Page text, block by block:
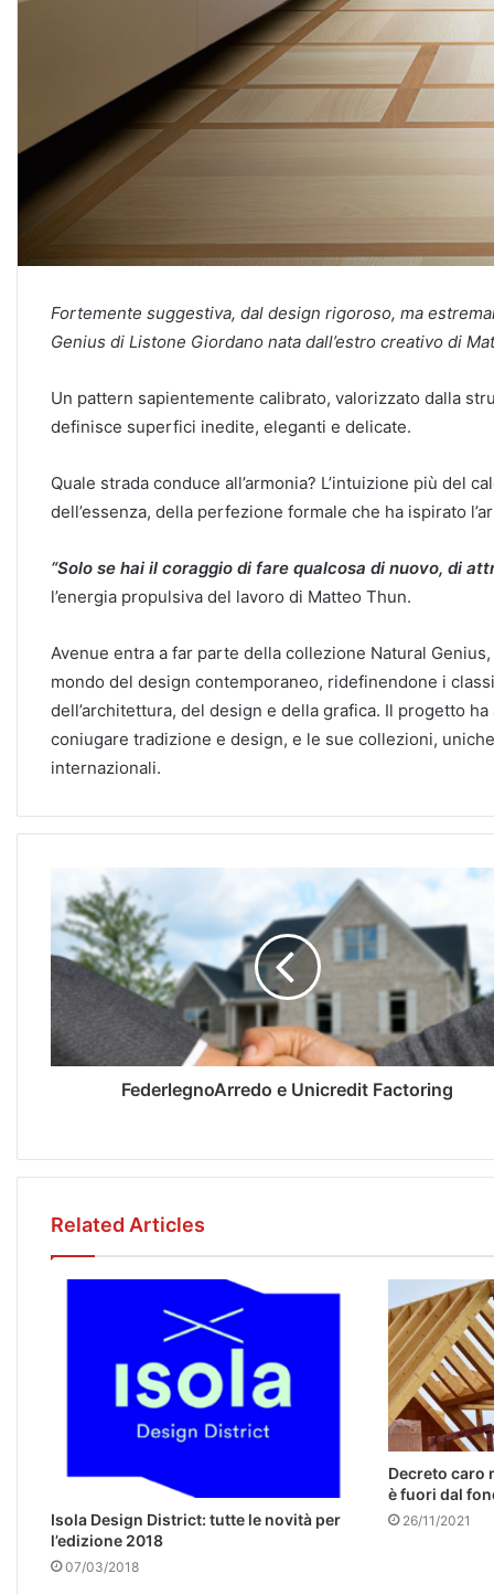
Fortemente suggestiva, dal design rigoroso, ma
Genius di Listone Giordano nata dall’estro creativo di
Un pattern sapientemente calibrato, valorizzato dalla
definisce superfici inedite, eleganti e delicate.
Quale strada conduce all’armonia? L’intuizione più del
dell’essenza, della perfezione formale che ha ispirato
“Solo se hai il coraggio di fare qualcosa di nuovo, di
l’energia propulsiva del lavoro di Matteo Thun.
Avenue entra a far parte della collezione Natural
mondo del design contemporaneo, ridefinendone i
dell’architettura, del design e della grafica. Il progetto
coniugare tradizione e design, e le sue collezioni,
internazionali.
FederlegnoArredo e Unicredit Factoring
Related Articles
Isola Design District: tutte le novità per
l’edizione 2018
07/03/2018
Decreto caro
è fuori dal
26/11/2021